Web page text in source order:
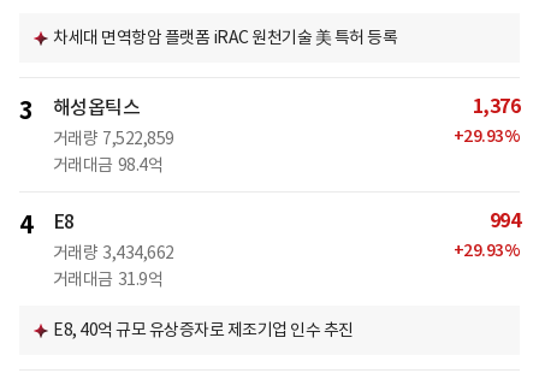
차세대 면역항암 플랫폼 iRAC 원천기술 美 특허 등록
3 해성옵틱스
거래량 7,522,859
거래대금 98.4억
1,376
+29.93%
4 E8
거래량 3,434,662
거래대금 31.9억
994
+29.93%
E8, 40억 규모 유상증자로 제조기업 인수 추진